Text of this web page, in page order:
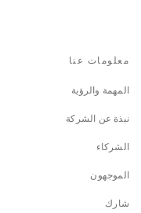
معلومات عنا
المهمة والرؤية
نبذة عن الشركة
الشركاء
الموجهون
شارك